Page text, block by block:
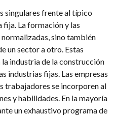
singulares frente al típico
La formación y las
sino también
un sector a otro. Estas
industria de la construcción
industrias fijas. Las empresas
trabajadores se incorporen al
y habilidades. En la mayoría
un exhaustivo programa de